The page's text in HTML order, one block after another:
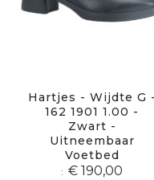
Hartjes - Wijdte G -
162 1901 1.00 -
Zwart -
Uitneembaar
Voetbed
€ 190,00